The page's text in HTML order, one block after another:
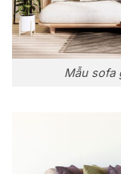
Mẫu sofa